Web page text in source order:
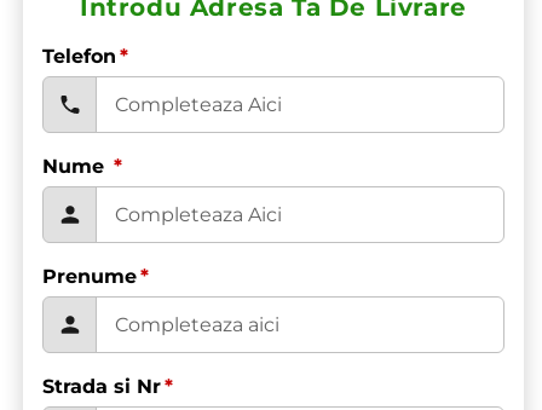
Introdu Adresa Ta De Livrare
Telefon *
Nume *
Prenume*
Strada si Nr*